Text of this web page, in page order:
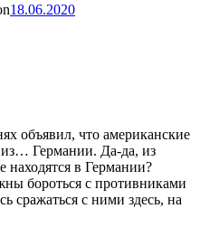
18.06.2020
объявил, что американские
Германии. Да-да, из
в Германии?
бороться с противниками
сражаться с ними здесь, на